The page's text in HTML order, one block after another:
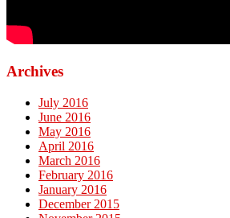
Archives
July 2016
June 2016
May 2016
April 2016
March 2016
February 2016
January 2016
December 2015